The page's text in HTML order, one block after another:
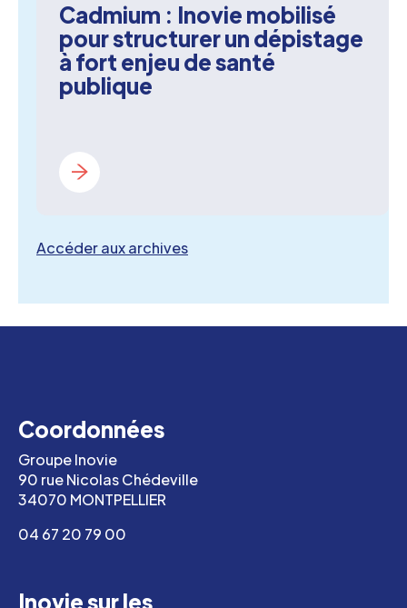
Cadmium : Inovie mobilisé
pour structurer un dépistage
à fort enjeu de santé
publique
Accéder aux archives
Coordonnées
Groupe Inovie
90 rue Nicolas Chédeville
34070 MONTPELLIER
04 67 20 79 00
Inovie sur les